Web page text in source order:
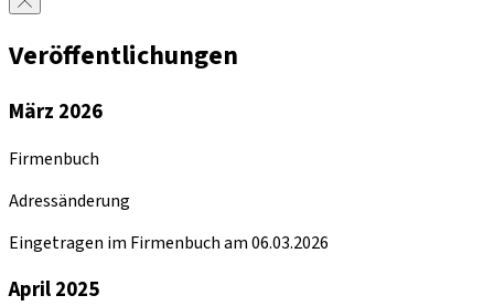
Veröffentlichungen
März 2026
Firmenbuch
Adressänderung
Eingetragen im Firmenbuch am 06.03.2026
April 2025